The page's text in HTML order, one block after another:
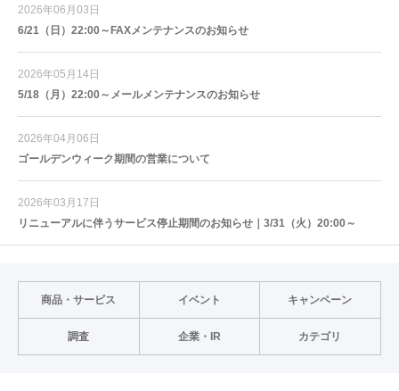
2026年06月03日
6/21（日）22:00～FAXメンテナンスのお知らせ
2026年05月14日
5/18（月）22:00～メールメンテナンスのお知らせ
2026年04月06日
ゴールデンウィーク期間の営業について
2026年03月17日
リニューアルに伴うサービス停止期間のお知らせ｜3/31（火）20:00～
商品・サービス イベント キャンペーン
調査 企業・IR カテゴリ